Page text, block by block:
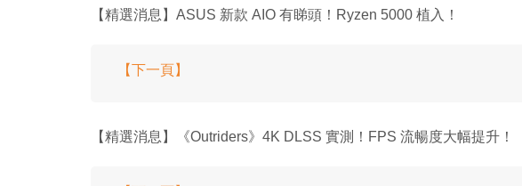
【精選消息】ASUS 新款 AIO 有睇頭！Ryzen 5000 植入！
【下一頁】
【精選消息】《Outriders》4K DLSS 實測！FPS 流暢度大幅提升！